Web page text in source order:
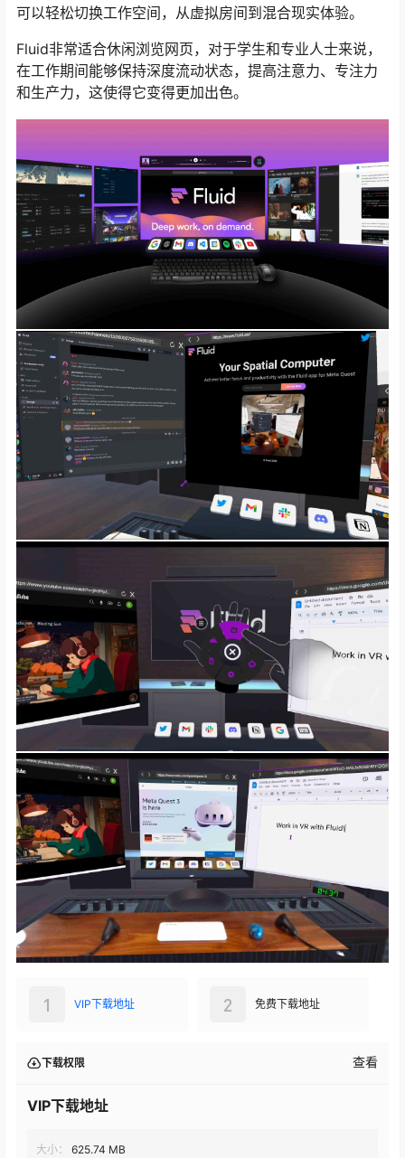
可以轻松切换工作空间，从虚拟房间到混合现实体验。
Fluid非常适合休闲浏览网页，对于学生和专业人士来说，
在工作期间能够保持深度流动状态，提高注意力、专注力
和生产力，这使得它变得更加出色。
VIP下载地址
1 免费下载地址
2
下载权限 查看
VIP下载地址
大小：
625.74 MB